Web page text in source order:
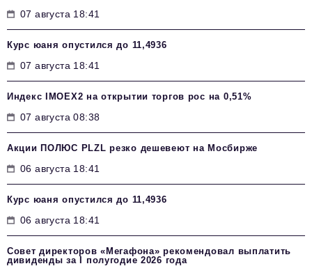
07 августа 18:41
Курс юаня опустился до 11,4936
07 августа 18:41
Индекс IMOEX2 на открытии торгов рос на 0,51%
07 августа 08:38
Акции ПОЛЮС PLZL резко дешевеют на Мосбирже
06 августа 18:41
Курс юаня опустился до 11,4936
06 августа 18:41
Совет директоров «Мегафона» рекомендовал выплатить
дивиденды за I полугодие 2026 года